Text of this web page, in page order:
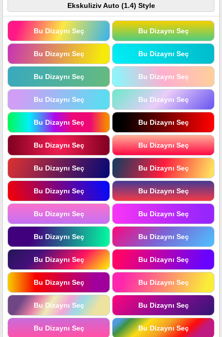
Ekskuliziv Auto (1.4) Style
Bu Dizaynı Seç Bu Dizaynı Seç
Bu Dizaynı Seç Bu Dizaynı Seç
Bu Dizaynı Seç Bu Dizaynı Seç
Bu Dizaynı Seç Bu Dizaynı Seç
Bu Dizaynı Seç Bu Dizaynı Seç
Bu Dizaynı Seç Bu Dizaynı Seç
Bu Dizaynı Seç Bu Dizaynı Seç
Bu Dizaynı Seç Bu Dizaynı Seç
Bu Dizaynı Seç Bu Dizaynı Seç
Bu Dizaynı Seç Bu Dizaynı Seç
Bu Dizaynı Seç Bu Dizaynı Seç
Bu Dizaynı Seç Bu Dizaynı Seç
Bu Dizaynı Seç Bu Dizaynı Seç
Bu Dizaynı Seç Bu Dizaynı Seç